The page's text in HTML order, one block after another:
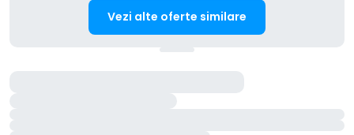
Vezi alte oferte similare